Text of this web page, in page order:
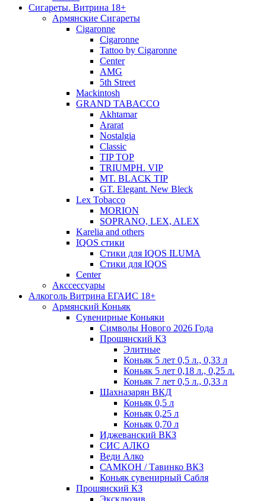
Сигареты. Витрина 18+
Армянские Сигареты
Cigaronne
Cigaronne
Tattoo by Cigaronne
Center
AMG
5th Street
Mackintosh
GRAND TABACCO
Akhtamar
Ararat
Nostalgia
Classic
TIP TOP
TRIUMPH. VIP
MT. BLACK TIP
GT. Elegant. New Bleck
Lex Tobacco
MORION
SOPRANO, LEX, ALEX
Karelia and others
IQOS стики
Стики для IQOS ILUMA
Стики для IQOS
Сenter
Акссессуары
Алкоголь Витрина ЕГАИС 18+
Армянский Коньяк
Сувенирные Коньяки
Символы Нового 2026 Года
Прошянский КЗ
Элитные
Коньяк 5 лет 0,5 л., 0,33 л
Коньяк 5 лет 0,18 л., 0,25 л.
Коньяк 7 лет 0,5 л., 0,33 л
Шахназарян ВКД
Коньяк 0,5 л
Коньяк 0,25 л
Коньяк 0,70 л
Иджеванский ВКЗ
СИС АЛКО
Веди Алко
САМКОН / Тавинко ВКЗ
Коньяк сувенирный Сабля
Прошянский КЗ
Эксклюзив